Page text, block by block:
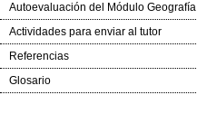
Autoevaluación del Módulo Geografía
Actividades para enviar al tutor
Referencias
Glosario